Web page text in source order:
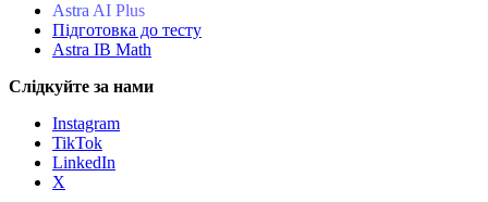
Astra AI Plus
Підготовка до тесту
Astra IB Math
Слідкуйте за нами
Instagram
TikTok
LinkedIn
X